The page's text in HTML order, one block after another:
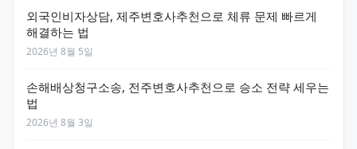
외국인비자상담, 제주변호사추천으로 체류 문제 빠르게
해결하는 법
2026년 8월 5일
손해배상청구소송, 전주변호사추천으로 승소 전략 세우는
법
2026년 8월 3일